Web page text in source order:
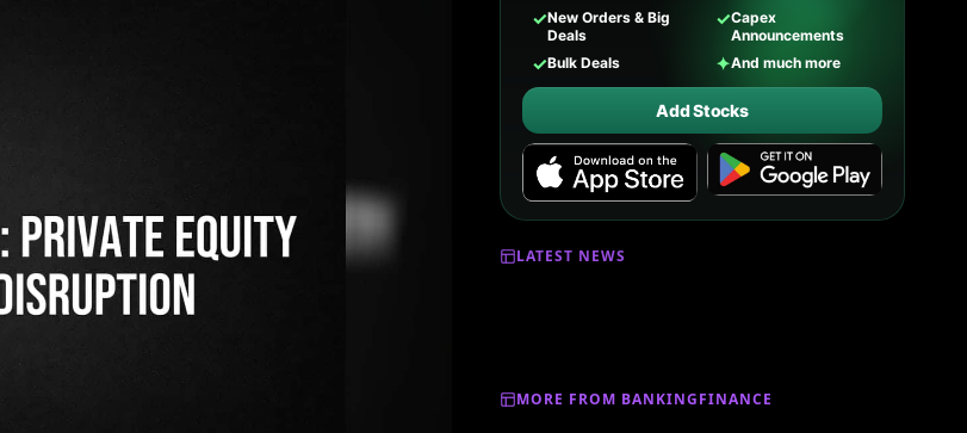
✓New Orders & Big
Deals
✓Capex
Announcements
✓Bulk Deals ✦And much more
Add Stocks
LATEST NEWS
MORE FROM BANKINGFINANCE